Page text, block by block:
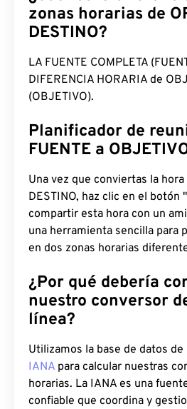
zonas horarias de
DESTINO?
LA FUENTE COMPLETA
DIFERENCIA HORARIA de
(OBJETIVO).
Planificador de
FUENTE a
Una vez que conviertas la hora
DESTINO, haz clic en el botón
compartir esta hora con un
una herramienta sencilla para
en dos zonas horarias
¿Por qué debería
nuestro conversor
línea?
Utilizamos la base de datos de
IANA para calcular nuestras
horarias. La IANA es una
confiable que coordina y